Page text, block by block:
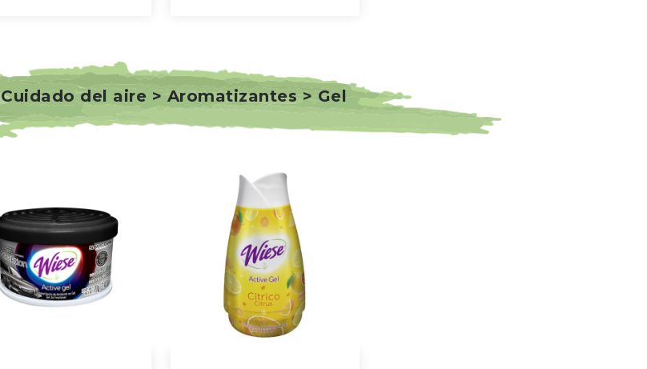
Cuidado del aire > Aromatizantes > Gel